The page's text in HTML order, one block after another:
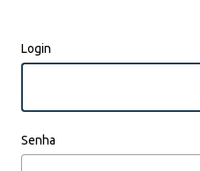
Login
Senha